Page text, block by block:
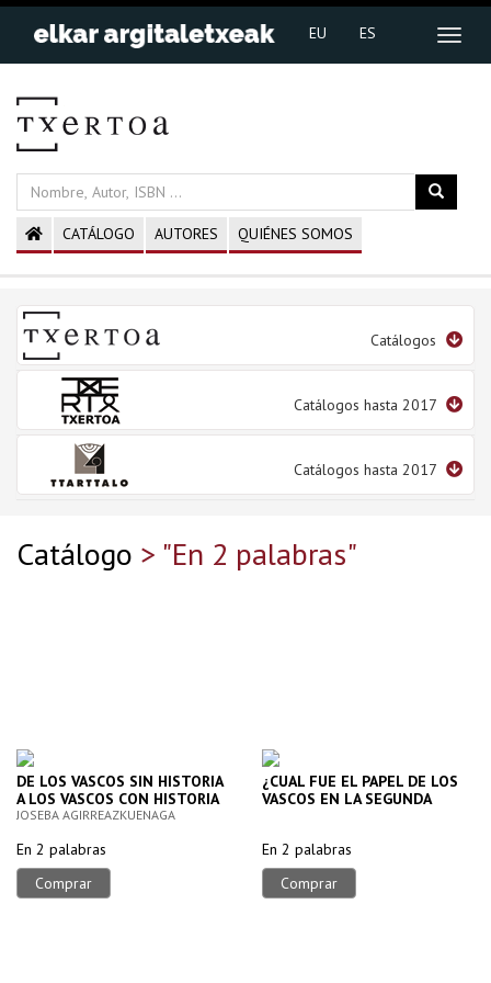
EU ES
CATÁLOGO AUTORES QUIÉNES SOMOS
Catálogos
Catálogos hasta 2017
Catálogos hasta 2017
Catálogo > "En 2 palabras"
DE LOS VASCOS SIN HISTORIA
A LOS VASCOS CON HISTORIA
JOSEBA AGIRREAZKUENAGA
En 2 palabras
Comprar
¿CUAL FUE EL PAPEL DE LOS
VASCOS EN LA SEGUNDA
En 2 palabras
Comprar